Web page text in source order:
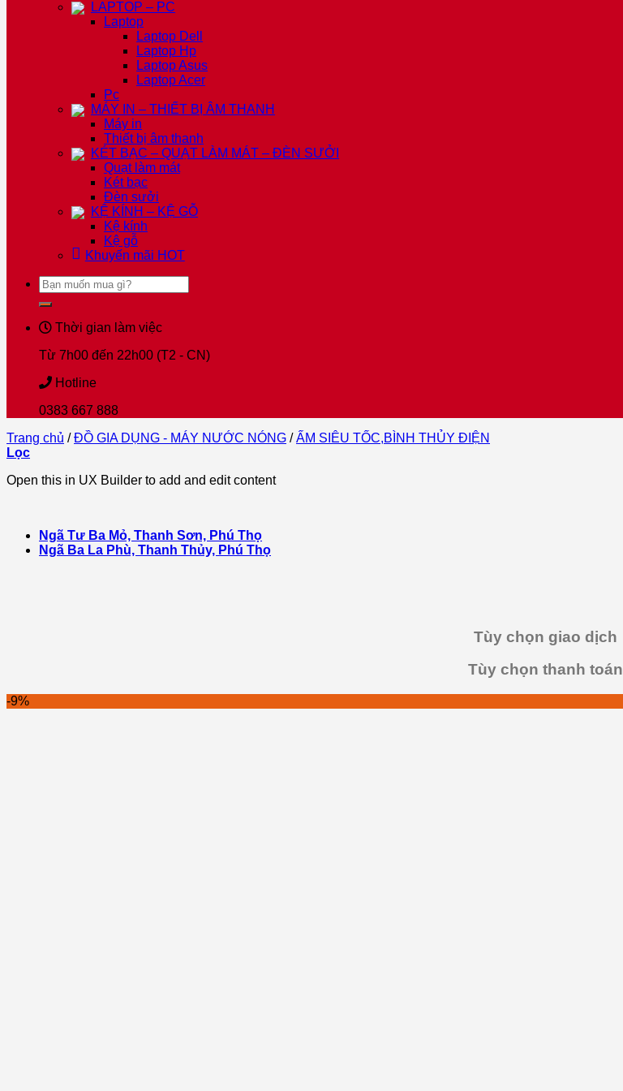
LAPTOP – PC
Laptop
Laptop Dell
Laptop Hp
Laptop Asus
Laptop Acer
Pc
MÁY IN – THIẾT BỊ ÂM THANH
Máy in
Thiết bị âm thanh
KÉT BẠC – QUẠT LÀM MÁT – ĐÈN SƯỞI
Quạt làm mát
Két bạc
Đèn sưởi
KỆ KÍNH – KỆ GỖ
Kệ kính
Kệ gỗ
Khuyến mãi HOT
Tìm
kiếm:
Thời gian làm việc
Từ 7h00 đến 22h00 (T2 - CN)
Hotline
0383 667 888
Trang chủ / ĐỒ GIA DỤNG - MÁY NƯỚC NÓNG / ẤM SIÊU TỐC,BÌNH THỦY ĐIỆN
Lọc
Open this in UX Builder to add and edit content
Ngã Tư Ba Mỏ, Thanh Sơn, Phú Thọ
Ngã Ba La Phù, Thanh Thủy, Phú Thọ
Tùy chọn giao dịch
Tùy chọn thanh toán
-9%